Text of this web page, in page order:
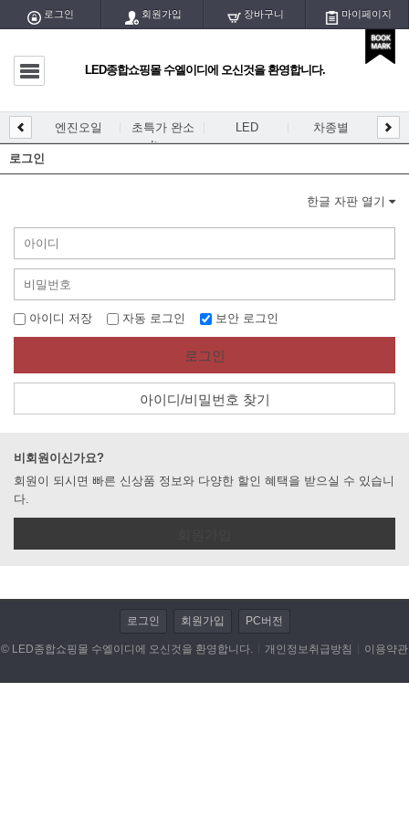
마이페이지
엔진오일
초특가 완소 Item
차종별
DIY용 PCB
DIY용 블럭/홀더
저항/전자부품/전자모듈
DIY KIT
로그인 회원가입 장바구니 마이페이지
LED종합쇼핑몰 수엘이디에 오신것을 환영합니다.
엔진오일
초특가 완소
Item
LED 차종별 DIY
LED
개등/
로그인
한글 자판 열기
아이디 저장 자동 로그인 보안 로그인
로그인
아이디/비밀번호 찾기
비회원이신가요?
회원이 되시면 빠른 신상품 정보와 다양한 할인 혜택을 받으실 수 있습니
다.
로그인 회원가입 PC버전
© LED종합쇼핑몰 수엘이디에 오신것을 환영합니다. 개인정보취급방침 이용약관